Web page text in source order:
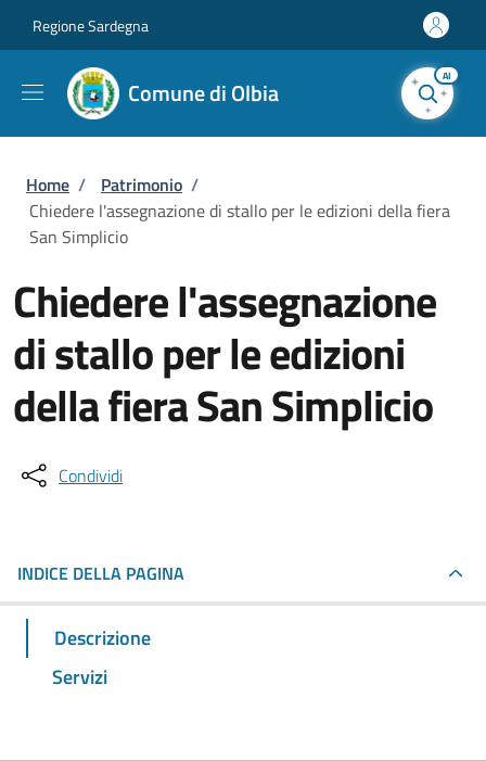
Regione Sardegna
Comune di Olbia
AI
Briciole di pane
Home / Patrimonio /
Chiedere l'assegnazione di stallo per le edizioni della fiera
San Simplicio
Chiedere l'assegnazione
di stallo per le edizioni
della fiera San Simplicio
Condividi
INDICE DELLA PAGINA
Descrizione
Servizi